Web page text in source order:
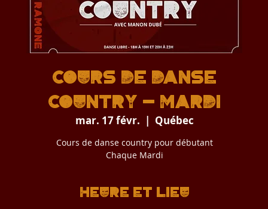
Cours de danse
country - Mardi
mar. 17 févr.
  |
Québec
Cours de danse country pour débutant
Chaque Mardi
Heure et lieu